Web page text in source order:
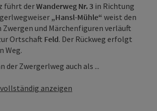
führt derWanderweg Nr. 3 in Richtung
„Hansl-Mühle“ weist den
Zwergen und Märchenfiguren verläuft
Ortschaft Feld. Der Rückweg erfolgt
Weg.
der Zwergerlweg auch als ...
anzeigen